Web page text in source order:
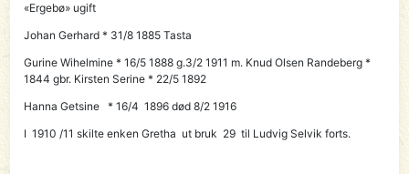
«Ergebø» ugift
Johan Gerhard * 31/8 1885 Tasta
Gurine Wihelmine * 16/5 1888 g.3/2 1911 m. Knud Olsen Randeberg *
1844 gbr. Kirsten Serine * 22/5 1892
Hanna Getsine * 16/4 1896 død 8/2 1916
I 1910 /11 skilte enken Gretha ut bruk 29 til Ludvig Selvik forts.